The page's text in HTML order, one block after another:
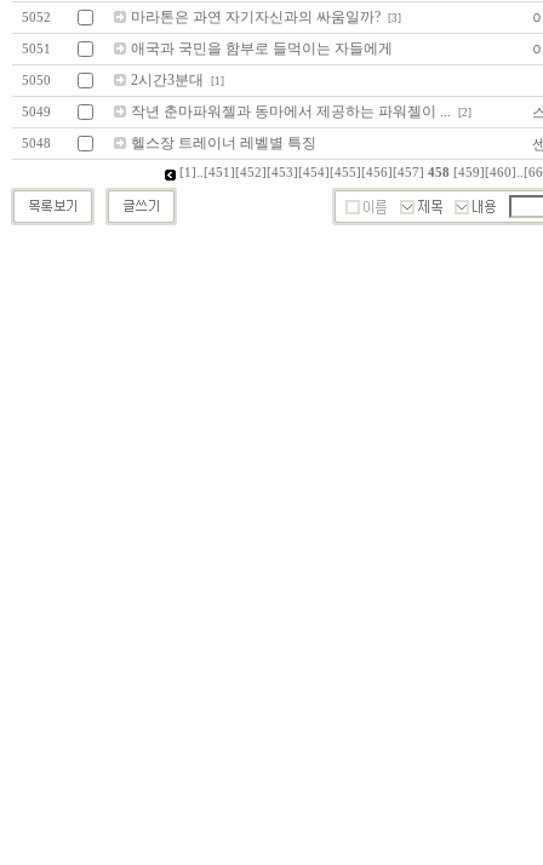
5052 마라톤은 과연 자기자신과의 싸움일까? [3]
5051 애국과 국민을 함부로 들먹이는 자들에게
5050 2시간3분대 [1]
5049 작년 춘마파워젤과 동마에서 제공하는 파워젤이 ... [2]
5048 헬스장 트레이너 레벨별 특징
[1] [451] [452] [453] [454] [455] [456] [457] 458 [459] [460]